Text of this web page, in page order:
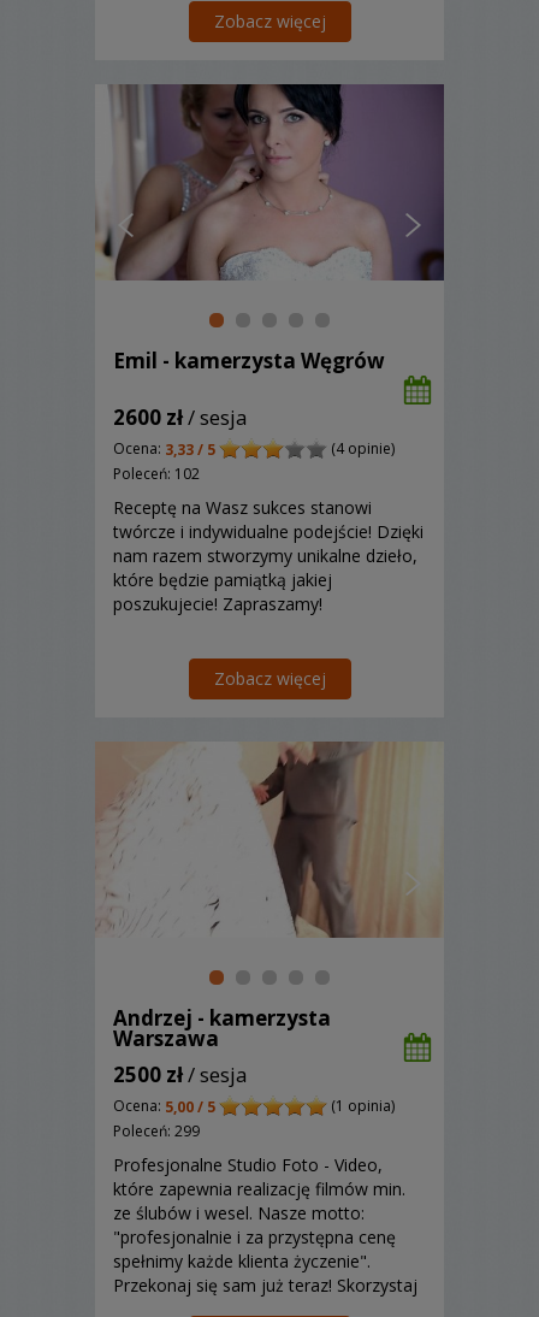
Zobacz więcej
Emil - kamerzysta Węgrów
2600 zł/ sesja
Ocena: 3,33 / 5
(4 opinie)
Poleceń: 102
Receptę na Wasz sukces stanowi
twórcze i indywidualne podejście! Dzięki
nam razem stworzymy unikalne dzieło,
które będzie pamiątką jakiej
poszukujecie! Zapraszamy!
Zobacz więcej
Andrzej - kamerzysta
Warszawa
2500 zł/ sesja
Ocena: 5,00 / 5
(1 opinia)
Poleceń: 299
Profesjonalne Studio Foto - Video,
które zapewnia realizację filmów min.
ze ślubów i wesel. Nasze motto:
"profesjonalnie i za przystępna cenę
spełnimy każde klienta życzenie".
Przekonaj się sam już teraz! Skorzystaj